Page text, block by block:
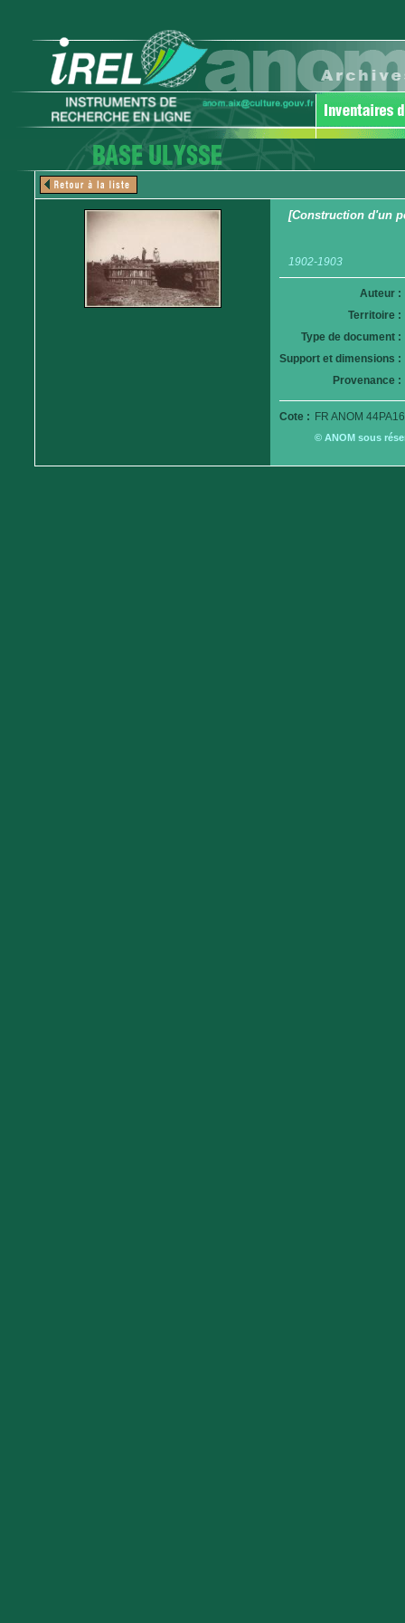
[Construction d'un
1902-1903
Auteur :
Territoire :
Type de document :
Support et dimensions :
Provenance :
Cote : FR ANOM
© ANOM sous